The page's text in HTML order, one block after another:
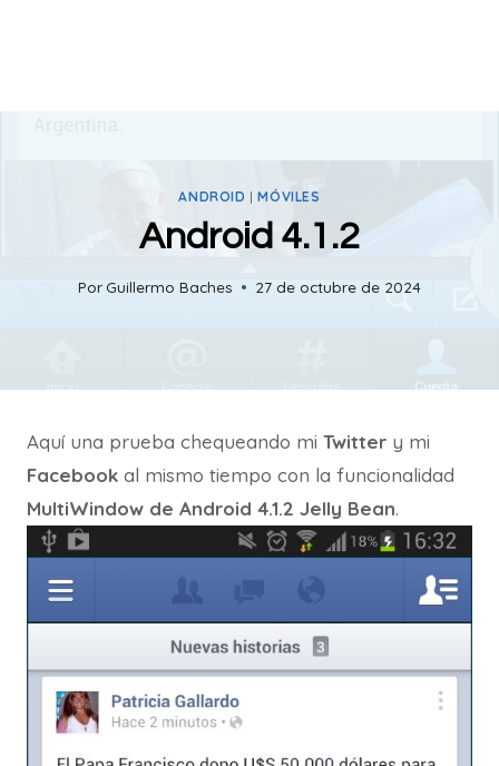
ANDROID |MÓVILES
Android 4.1.2
PorGuillermo Baches 27 de octubre de 2024
Aquí una prueba chequeando mi Twitter y mi
Facebook al mismo tiempo con la funcionalidad
MultiWindow de Android 4.1.2 Jelly Bean.